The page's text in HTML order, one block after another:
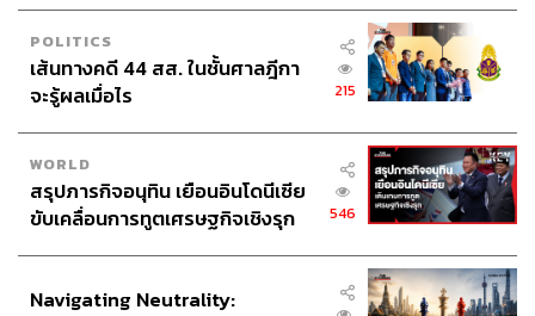
POLITICS
เส้นทางคดี 44 สส. ในชั้นศาลฎีกา
จะรู้ผลเมื่อไร
215
WORLD
สรุปภารกิจอนุทิน เยือนอินโดนีเซีย
ขับเคลื่อนการทูตเศรษฐกิจเชิงรุก
546
Navigating Neutrality: